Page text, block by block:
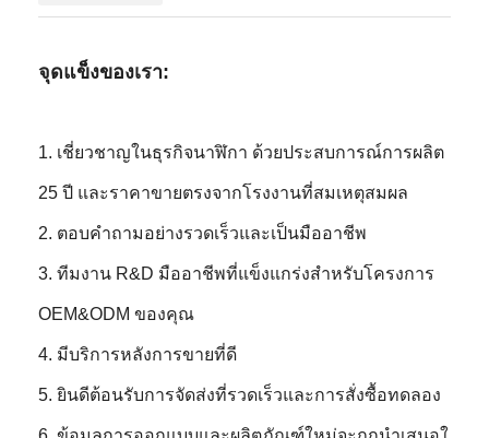
อะไหล่สายนาฬิกา
จุดแข็งของเรา:
1. เชี่ยวชาญในธุรกิจนาฬิกา ด้วยประสบการณ์การผลิต
25 ปี และราคาขายตรงจากโรงงานที่สมเหตุสมผล
2. ตอบคำถามอย่างรวดเร็วและเป็นมืออาชีพ
3. ทีมงาน R&D มืออาชีพที่แข็งแกร่งสำหรับโครงการ
OEM&ODM ของคุณ
4. มีบริการหลังการขายที่ดี
5. ยินดีต้อนรับการจัดส่งที่รวดเร็วและการสั่งซื้อทดลอง